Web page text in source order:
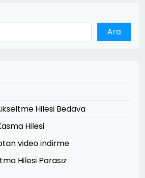
Ara
Hilesi Bedava
Hilesi
video indirme
Hilesi Parasız